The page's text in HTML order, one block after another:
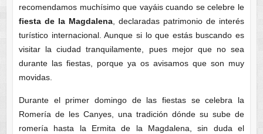
recomendamos muchísimo que vayáis cuando se celebre le
fiesta de la Magdalena, declaradas patrimonio de interés
turístico internacional. Aunque si lo que estás buscando es
visitar la ciudad tranquilamente, pues mejor que no sea
durante las fiestas, porque ya os avisamos que son muy
movidas.
Durante el primer domingo de las fiestas se celebra la
Romería de les Canyes, una tradición dónde su sube de
romería hasta la Ermita de la Magdalena, sin duda el